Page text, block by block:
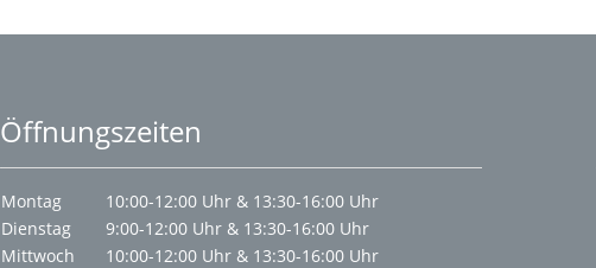
Öffnungszeiten
Montag
10:00-12:00 Uhr & 13:30-16:00 Uhr
Dienstag
9:00-12:00 Uhr & 13:30-16:00 Uhr
Mittwoch
10:00-12:00 Uhr & 13:30-16:00 Uhr